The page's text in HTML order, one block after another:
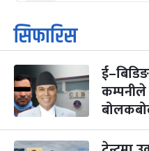
१
आइत
कार्तिक सङ्क्रान्ति
कार्तिक १, २०८३
३
मंगल
महानवमी
कार्तिक ३, २०८३-Oct 20,
४
सिफारिस